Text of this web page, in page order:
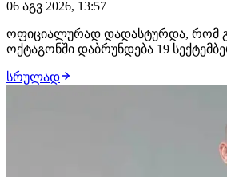
06 აგვ 2026, 13:57
ოფიციალურად დადასტურდა, რომ
ოქტაგონში დაბრუნდება 19
მებრძოლის მოწინააღმდეგე იქნება
იგივე ქარდზე თანამთავარ ჩხუბში
სრულად